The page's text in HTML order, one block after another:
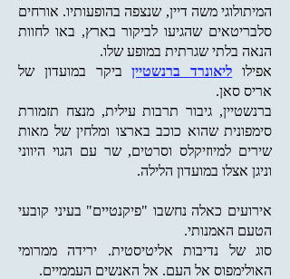
המיתולוגי משה דיין, שנצפה בהופעותיו. אורחים
סלבריטאים שהגיעו לביקור בארץ, באו לחוות
הנאה בלתי שגרתית במופע שלו.
אפילו ליאונרד ברנשטייןביקר במועדון של
אריס סאן.
ברנשטיין, גיבור תרבות עילית, מנצח תזמורת
סימפונית שהוא כוכב בארצו ומלחין של מאות
שירים למיוזיקלס וסרטים, שר עם הגוי היווני
וניגן אצלו במועדון הלילה.
אירועים כאלה נחשבו "פיקנטיים" בעיני קובעי
הטעם האמנותי.
סוג של נדיבות אליטיסטית. ירידה ממרומי
האולימפוס אל העם. אל האנשים העממיים.